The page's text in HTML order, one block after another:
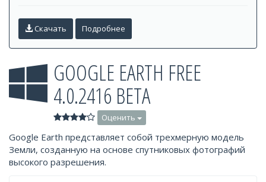
Скачать Подробнее
GOOGLE EARTH FREE
4.0.2416 BETA
Оценить
Google Earth представляет собой трехмерную модель
Земли, созданную на основе спутниковых фотографий
высокого разрешения.